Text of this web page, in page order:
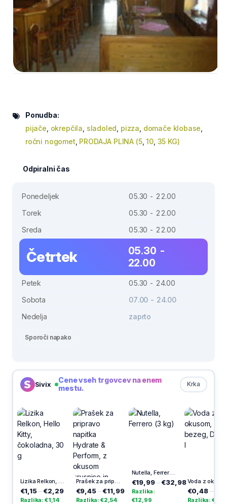
Ponudba:
pijače okrepčila sladoled pizza domače klobase
ročni nogomet PRODAJA PLINA (5,10, 35 KG)
Odpiralni čas
Ponedeljek
05.30 - 22.00
Torek
05.30 - 22.00
Sreda
05.30 - 22.00
Četrtek
05.30 -
22.00
Petek
05.30 - 24.00
Sobota
07.00 - 24.00
Nedelja
zaprto
Sporoči napako
Sivix Krka
Cene vseh trgovcev na enem
mestu.
Lizika Relkon, Hello Kitty, čokoladna, 30 g
€2,29
€1,14
Prašek za pripravo napitka Hydrate & Perform, z okusom brusnice in jagodičevja, 400 g
€9,45 –€11,99
Razlika: €2,54
Nutella, Ferrero (3 kg)
€19,99–€32,98
Razlika:
€12,99
Voda z okusom, bezeg, Dana, 1 l
–€1,49
Razlika: €1,01